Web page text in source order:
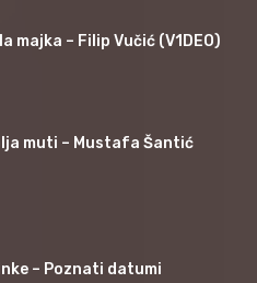
majka – Filip Vučić (V1DEO)
muti – Mustafa Šantić
– Poznati datumi